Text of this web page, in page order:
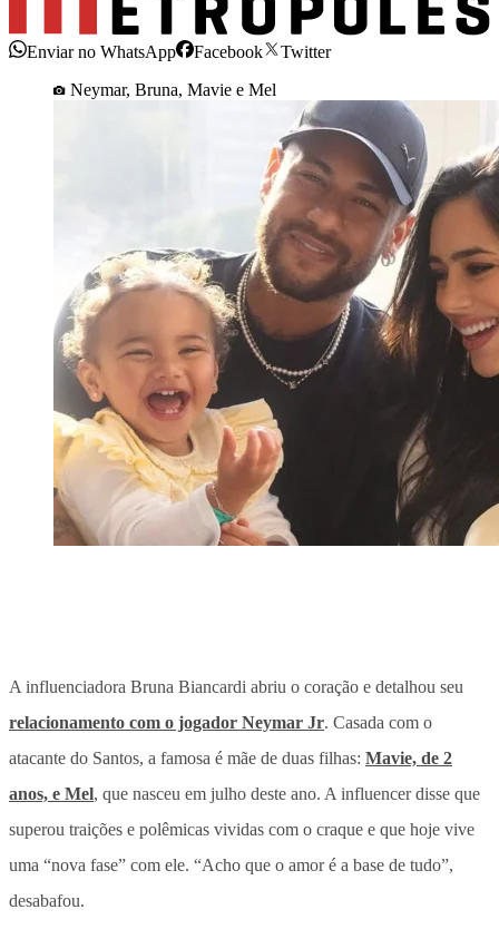
Enviar no WhatsApp Facebook
Twitter
Neymar, Bruna, Mavie e Mel
A influenciadora Bruna Biancardi abriu o coração e detalhou seu
relacionamento com o jogador Neymar Jr. Casada com o
atacante do Santos, a famosa é mãe de duas filhas: Mavie, de 2
anos, e Mel, que nasceu em julho deste ano. A influencer disse que
superou traições e polêmicas vividas com o craque e que hoje vive
uma “nova fase” com ele. “Acho que o amor é a base de tudo”,
desabafou.